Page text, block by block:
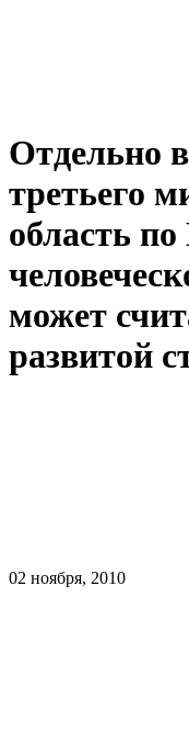
Отдельно
третьего
область
может
развитой
02 ноября, 2010